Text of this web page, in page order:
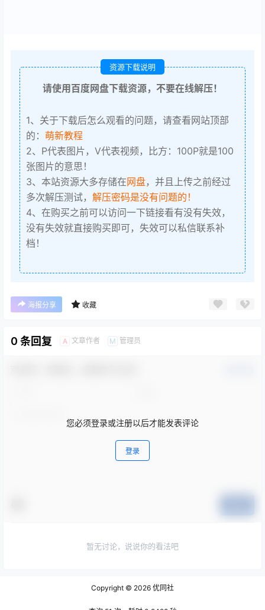
资源下载说明
请使用百度网盘下载资源，不要在线解压！
1、关于下载后怎么观看的问题，请查看网站顶部
的： 萌新教程
2、P代表图片，V代表视频，比方：100P就是100
张图片的意思！
3、本站资源大多存储在网盘，并且上传之前经过
多次解压测试， 解压密码是没有问题的！
4、在购买之前可以访问一下链接看有没有失效，
没有失效就直接购买即可，失效可以私信联系补
档！
海报分享 收藏
0 条回复 A 文章作者 M 管理员
您必须登录或注册以后才能发表评论
登录
暂无讨论，说说你的看法吧
Copyright © 2026 优同社